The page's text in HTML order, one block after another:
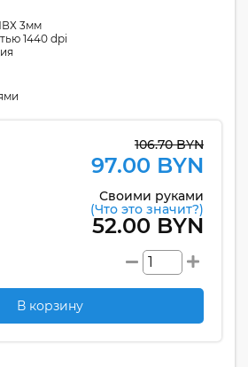
3мм
1440 dpi
106.70 BYN
97.00 BYN
Своими руками
(Что это значит?)
52.00 BYN
В корзину